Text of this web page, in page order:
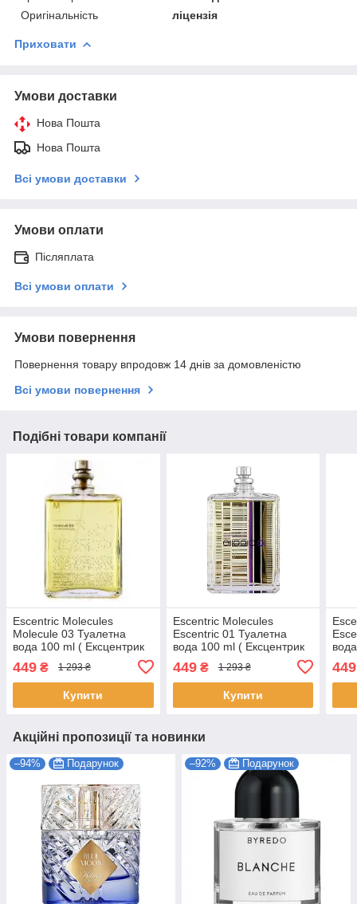
Оригінальність
ліцензія
Приховати
Умови доставки
Нова Пошта
Нова Пошта
Всі умови доставки
Умови оплати
Післяплата
Всі умови оплати
Умови повернення
Повернення товару впродовж 14 днів за домовленістю
Всі умови повернення
Подібні товари компанії
Escentric Molecules
Molecule 03 Туалетна
вода 100 ml ( Ексцентрик
Молекула Молекула 03)
449 ₴ 1 293 ₴
Купити
Escentric Molecules
Escentric 01 Туалетна
вода 100 ml ( Ексцентрик
Молекула Ексцентрик 01 )
449₴ 1 293 ₴
Купити
449
Акційні пропозиції та новинки
–94% Подарунок –92% Подарунок